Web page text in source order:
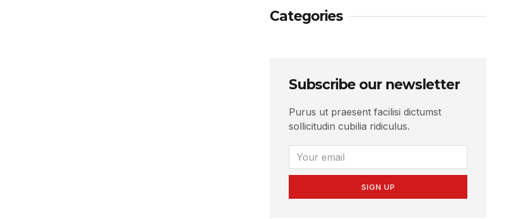
Categories
Subscribe our newsletter
Purus ut praesent facilisi dictumst
sollicitudin cubilia ridiculus.
SIGN UP